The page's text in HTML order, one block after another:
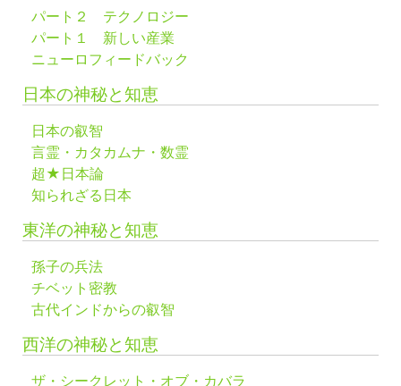
パート２ テクノロジー
パート１ 新しい産業
ニューロフィードバック
日本の神秘と知恵
日本の叡智
言霊・カタカムナ・数霊
超★日本論
知られざる日本
東洋の神秘と知恵
孫子の兵法
チベット密教
古代インドからの叡智
西洋の神秘と知恵
ザ・シークレット・オブ・カバラ